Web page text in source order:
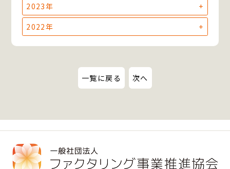
2023年
2022年
一覧に戻る 次へ